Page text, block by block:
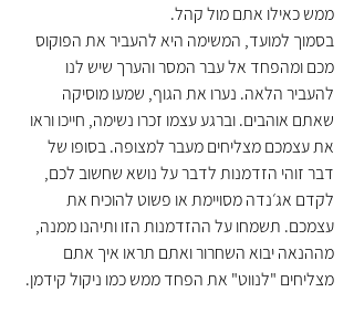
ממש כאילו אתם מול קהל.
בסמוך למועד, המשימה היא להעביר את הפוקוס
מכם ומהפחד אל עבר המסר והערך שיש לנו
להעביר הלאה. נערו את הגוף, שמעו מוסיקה
שאתם אוהבים. וברגע עצמו זכרו נשימה, חייכו וראו
את עצמכם מצליחים מעבר למצופה. בסופו של
דבר זוהי הזדמנות לדבר על נושא שחשוב לכם,
לקדם אג׳נדה מסויימת או פשוט להוכיח את
עצמכם. תשמחו על ההזדמנות הזו ותיהנו ממנה,
מההנאה יבוא השחרור ואתם תראו איך אתם
מצליחים "לנווט" את הפחד ממש כמו ניקול קידמן.